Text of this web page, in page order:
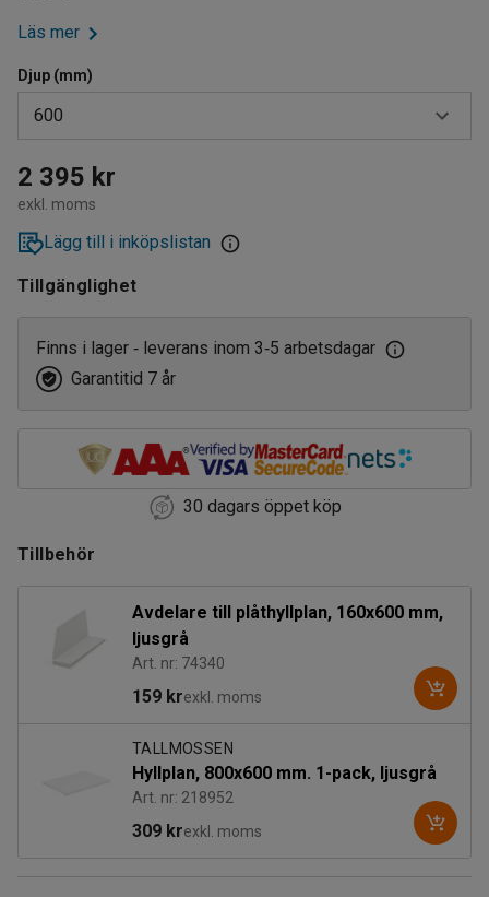
Läs mer
Djup (mm)
600
400
500
600
2 395 kr
exkl. moms
Lägg till i inköpslistan
Tillgänglighet
Finns i lager ‑ leverans inom 3‑5 arbetsdagar
Garantitid 7 år
30 dagars öppet köp
Tillbehör
Avdelare till plåthyllplan, 160x600 mm,
ljusgrå
Art. nr: 74340
159 krexkl. moms
TALLMOSSEN
Hyllplan, 800x600 mm. 1-pack, ljusgrå
Art. nr: 218952
309 krexkl. moms